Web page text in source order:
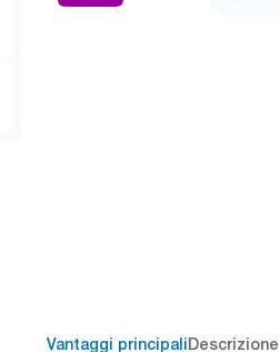
Vantaggi principaliDescrizione